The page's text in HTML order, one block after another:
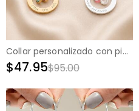
Collar personalizado con piedra natal para familia
$47.95$95.00